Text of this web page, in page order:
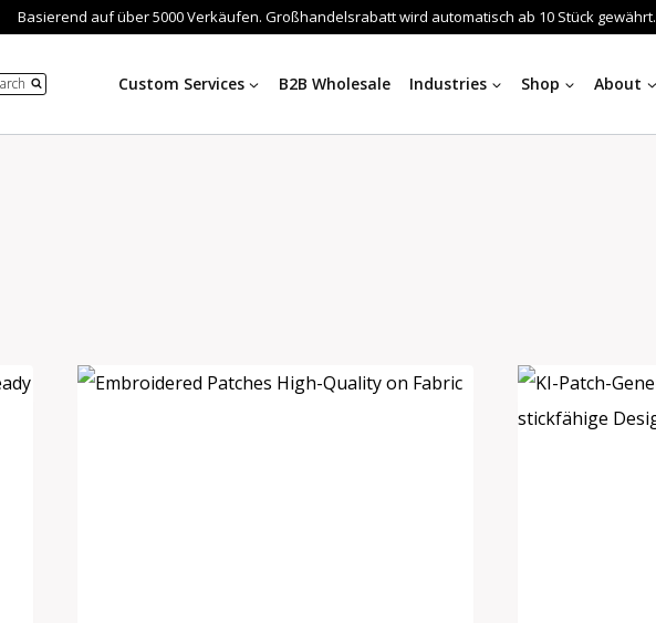
Basierend auf über 5000 Verkäufen. Großhandelsrabatt wird automatisch ab 10 Stück gewährt.
Custom Services B2B Wholesale Industries Shop About